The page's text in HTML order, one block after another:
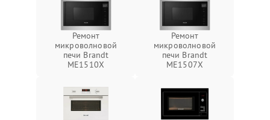
Ремонт
микроволновой
печи Brandt
ME1510X
Ремонт
микроволновой
печи Brandt
ME1507X